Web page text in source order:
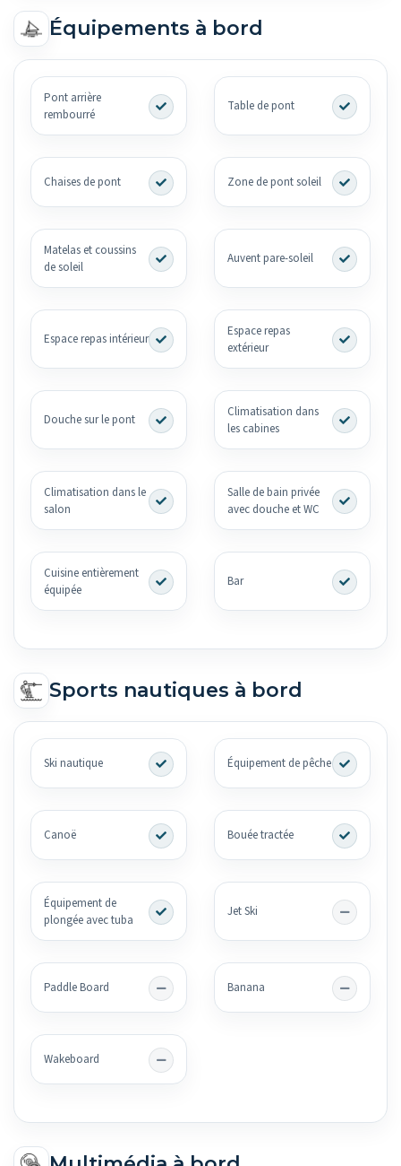
Équipements à bord
Pont arrière
rembourré
Table de pont
Chaises de pont Zone de pont soleil
Matelas et coussins
de soleil
Auvent pare-soleil
Espace repas intérieur
Espace repas
extérieur
Douche sur le pont
Climatisation dans
les cabines
Climatisation dans le
salon
Salle de bain privée
avec douche et WC
Cuisine entièrement
équipée
Bar
Sports nautiques à bord
Ski nautique Équipement de pêche
Canoë Bouée tractée
Équipement de
plongée avec tuba
Jet Ski
Paddle Board Banana
Wakeboard